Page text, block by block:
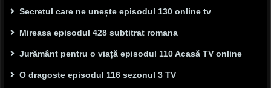
Secretul care ne unește episodul 130 online tv
Mireasa episodul 428 subtitrat romana
Jurământ pentru o viață episodul 110 Acasă TV online
O dragoste episodul 116 sezonul 3 TV